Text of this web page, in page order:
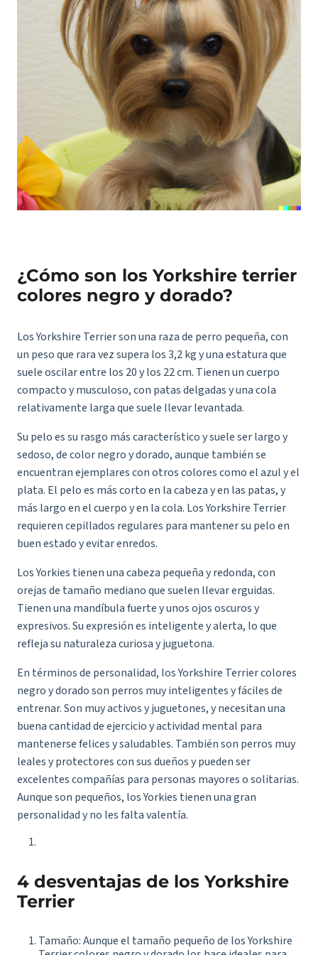
¿Cómo son los Yorkshire terrier
colores negro y dorado?
Los Yorkshire Terrier son una raza de perro pequeña, con
un peso que rara vez supera los 3,2 kg y una estatura que
suele oscilar entre los 20 y los 22 cm. Tienen un cuerpo
compacto y musculoso, con patas delgadas y una cola
relativamente larga que suele llevar levantada.
Su pelo es su rasgo más característico y suele ser largo y
sedoso, de color negro y dorado, aunque también se
encuentran ejemplares con otros colores como el azul y el
plata. El pelo es más corto en la cabeza y en las patas, y
más largo en el cuerpo y en la cola. Los Yorkshire Terrier
requieren cepillados regulares para mantener su pelo en
buen estado y evitar enredos.
Los Yorkies tienen una cabeza pequeña y redonda, con
orejas de tamaño mediano que suelen llevar erguidas.
Tienen una mandíbula fuerte y unos ojos oscuros y
expresivos. Su expresión es inteligente y alerta, lo que
refleja su naturaleza curiosa y juguetona.
En términos de personalidad, los Yorkshire Terrier colores
negro y dorado son perros muy inteligentes y fáciles de
entrenar. Son muy activos y juguetones, y necesitan una
buena cantidad de ejercicio y actividad mental para
mantenerse felices y saludables. También son perros muy
leales y protectores con sus dueños y pueden ser
excelentes compañías para personas mayores o solitarias.
Aunque son pequeños, los Yorkies tienen una gran
personalidad y no les falta valentía.
4 desventajas de los Yorkshire
Terrier
Tamaño: Aunque el tamaño pequeño de los Yorkshire